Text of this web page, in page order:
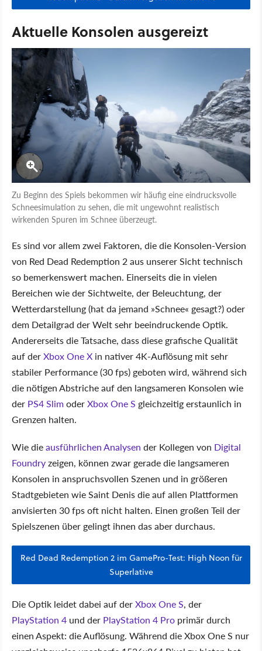
Aktuelle Konsolen ausgereizt
Zu Beginn des Spiels bekommen wir häufig eine eindrucksvolle
Schneesimulation zu sehen, die mit ungewohnt realistisch
wirkenden Spuren im Schnee überzeugt.
Es sind vor allem zwei Faktoren, die die Konsolen-Version
von Red Dead Redemption 2 aus unserer Sicht technisch
so bemerkenswert machen. Einerseits die in vielen
Bereichen wie der Sichtweite, der Beleuchtung, der
Wetterdarstellung (hat da jemand »Schnee« gesagt?) oder
dem Detailgrad der Welt sehr beeindruckende Optik.
Andererseits die Tatsache, dass diese grafische Qualität
auf derXbox One X in nativer 4K-Auflösung mit sehr
stabiler Performance (30 fps) geboten wird, während sich
die nötigen Abstriche auf den langsameren Konsolen wie
der PS4 SlimoderXbox One S gleichzeitig erstaunlich in
Grenzen halten.
Wie dieausführlichen Analysen der Kollegen von Digital
Foundryzeigen, können zwar gerade die langsameren
Konsolen in anspruchsvollen Szenen und in größeren
Stadtgebieten wie Saint Denis die auf allen Plattformen
anvisierten 30 fps oft nicht halten. Einen großen Teil der
Spielszenen über gelingt ihnen das aber durchaus.
Red Dead Redemption 2 im GamePro-Test: High Noon für
Superlative
Die Optik leidet dabei auf derXbox One S, der
PlayStation 4 und der PlayStation 4 Pro primär durch
einen Aspekt: die Auflösung. Während die Xbox One S nur